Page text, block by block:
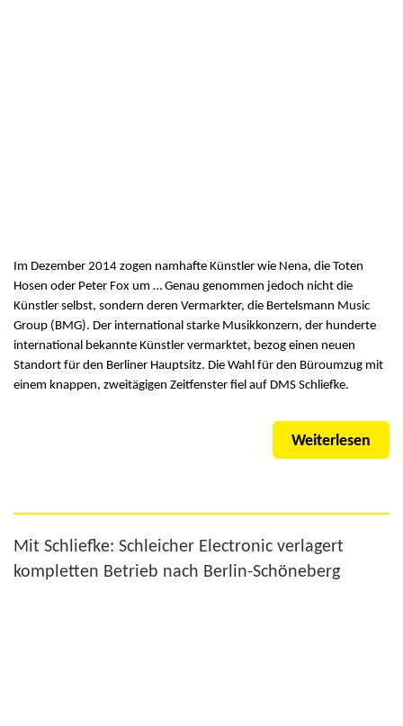
Im Dezember 2014 zogen namhafte Künstler wie Nena, die Toten
Hosen oder Peter Fox um … Genau genommen jedoch nicht die
Künstler selbst, sondern deren Vermarkter, die Bertelsmann Music
Group (BMG). Der international starke Musikkonzern, der hunderte
international bekannte Künstler vermarktet, bezog einen neuen
Standort für den Berliner Hauptsitz. Die Wahl für den Büroumzug mit
einem knappen, zweitägigen Zeitfenster fiel auf DMS Schliefke.
Weiterlesen
Mit Schliefke: Schleicher Electronic verlagert
kompletten Betrieb nach Berlin-Schöneberg